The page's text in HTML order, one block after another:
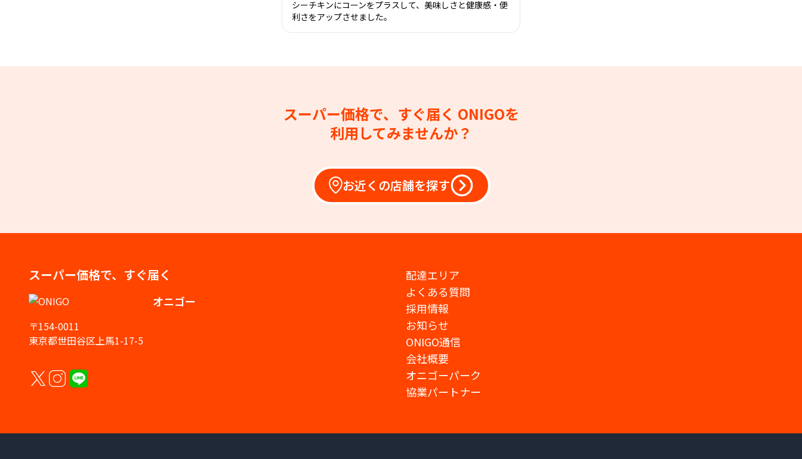
シーチキンにコーンをプラスして、美味しさと健康感・便
利さをアップさせました。
スーパー価格で、すぐ届く ONIGOを
利用してみませんか？
お近くの店舗を探す
スーパー価格で、すぐ届く
オニゴー
〒154-0011
東京都世田谷区上馬1-17-5
配達エリア
よくある質問
採用情報
お知らせ
ONIGO通信
会社概要
オニゴーパーク
協業パートナー